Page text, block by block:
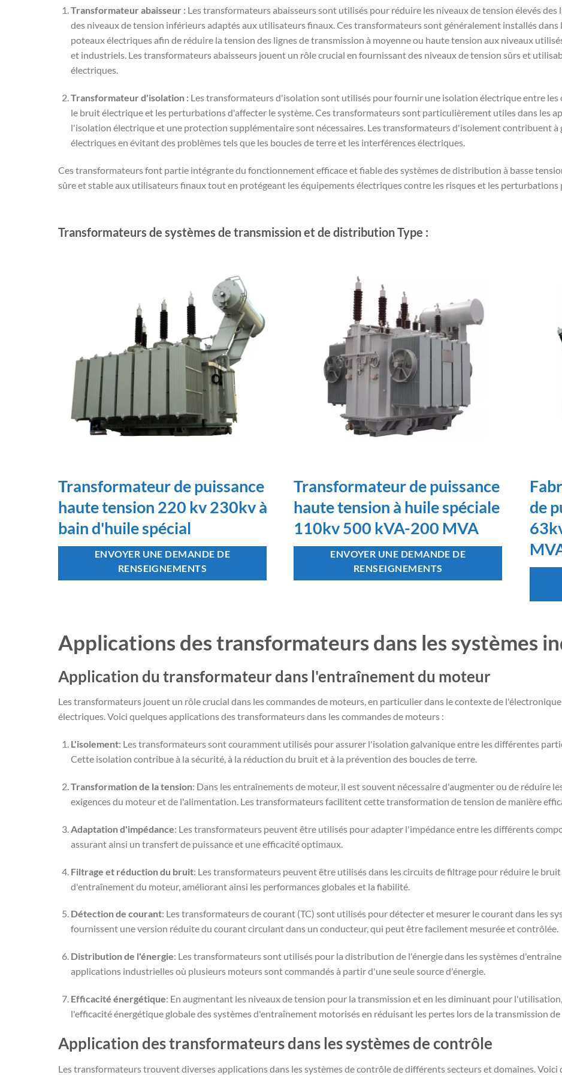
Transformateur abaisseur :Les transformateurs abaisseurs sont utilisés pour réduire les niveaux de tension élevés
des niveaux de tension inférieurs adaptés aux utilisateurs finaux. Ces transformateurs sont généralement installés
poteaux électriques afin de réduire la tension des lignes de transmission à moyenne ou haute tension aux niveaux
et industriels. Les transformateurs abaisseurs jouent un rôle crucial en fournissant des niveaux de tension sûrs et
électriques.
Transformateur d'isolation :Les transformateurs d'isolation sont utilisés pour fournir une isolation électrique entre les
le bruit électrique et les perturbations d'affecter le système. Ces transformateurs sont particulièrement utiles dans les
l'isolation électrique et une protection supplémentaire sont nécessaires. Les transformateurs d'isolement contribuent à
électriques en évitant des problèmes tels que les boucles de terre et les interférences électriques.
Ces transformateurs font partie intégrante du fonctionnement efficace et fiable des systèmes de distribution à basse
sûre et stable aux utilisateurs finaux tout en protégeant les équipements électriques contre les risques et les perturbations
Transformateurs de systèmes de transmission et de distribution Type :
Transformateur de puissance
haute tension 220 kv 230kv à
bain d'huile spécial
ENVOYER UNE DEMANDE DE
RENSEIGNEMENTS
Transformateur de puissance
haute tension à huile spéciale
110kv 500 kVA-200 MVA
ENVOYER UNE DEMANDE DE
RENSEIGNEMENTS
de
Applications des transformateurs dans les systèmes
Application du transformateur dans l'entraînement du moteur
Les transformateurs jouent un rôle crucial dans les commandes de moteurs, en particulier dans le contexte de
électriques. Voici quelques applications des transformateurs dans les commandes de moteurs :
L'isolement: Les transformateurs sont couramment utilisés pour assurer l'isolation galvanique entre les différentes
Cette isolation contribue à la sécurité, à la réduction du bruit et à la prévention des boucles de terre.
Transformation de la tension: Dans les entraînements de moteur, il est souvent nécessaire d'augmenter ou de réduire
exigences du moteur et de l'alimentation. Les transformateurs facilitent cette transformation de tension de manière
Adaptation d'impédance: Les transformateurs peuvent être utilisés pour adapter l'impédance entre les différents
assurant ainsi un transfert de puissance et une efficacité optimaux.
Filtrage et réduction du bruit: Les transformateurs peuvent être utilisés dans les circuits de filtrage pour réduire le
d'entraînement du moteur, améliorant ainsi les performances globales et la fiabilité.
Détection de courant: Les transformateurs de courant (TC) sont utilisés pour détecter et mesurer le courant dans les
fournissent une version réduite du courant circulant dans un conducteur, qui peut être facilement mesurée et contrôlée.
Distribution de l'énergie: Les transformateurs sont utilisés pour la distribution de l'énergie dans les systèmes
applications industrielles où plusieurs moteurs sont commandés à partir d'une seule source d'énergie.
Efficacité énergétique: En augmentant les niveaux de tension pour la transmission et en les diminuant pour
l'efficacité énergétique globale des systèmes d'entraînement motorisés en réduisant les pertes lors de la transmission de
Application des transformateurs dans les systèmes de contrôle
Les transformateurs trouvent diverses applications dans les systèmes de contrôle de différents secteurs et domaines.